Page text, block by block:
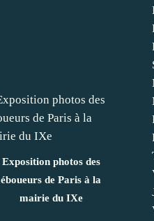
Exposition photos des
éboueurs de Paris à la
mairie du IXe